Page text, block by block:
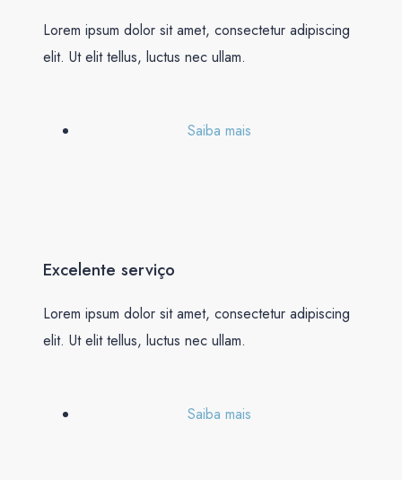
Lorem ipsum dolor sit amet, consectetur adipiscing
elit. Ut elit tellus, luctus nec ullam.
Saiba mais
Excelente serviço
Lorem ipsum dolor sit amet, consectetur adipiscing
elit. Ut elit tellus, luctus nec ullam.
Saiba mais